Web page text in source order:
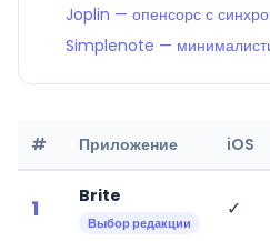
Joplin — опенсорс с
Simplenote —
# Приложение iOS
1 Brite
Выбор редакции
✓